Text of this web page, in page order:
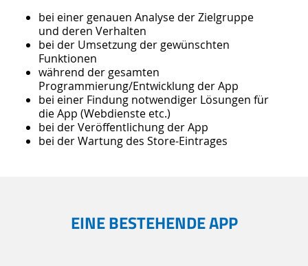
bei einer genauen Analyse der Zielgruppe
und deren Verhalten
bei der Umsetzung der gewünschten
Funktionen
während der gesamten
Programmierung/Entwicklung der App
bei einer Findung notwendiger Lösungen für
die App (Webdienste etc.)
bei der Veröffentlichung der App
bei der Wartung des Store-Eintrages
EINE BESTEHENDE APP